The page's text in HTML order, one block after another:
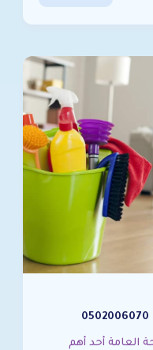
العامة أحد أهم